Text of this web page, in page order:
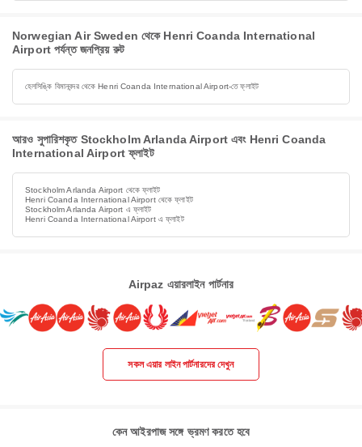
Norwegian Air Sweden থেকে Henri Coanda International
Airport পর্যন্ত জনপ্রিয় রুট
হেলসিঙ্কি বিমানবন্দর থেকে Henri Coanda International Airport-তে ফ্লাইট
আরও সুপারিশকৃত Stockholm Arlanda Airport এবং Henri Coanda
International Airport ফ্লাইট
Stockholm Arlanda Airport থেকে ফ্লাইট
Henri Coanda International Airport থেকে ফ্লাইট
Stockholm Arlanda Airport এ ফ্লাইট
Henri Coanda International Airport এ ফ্লাইট
Airpaz এয়ারলাইন পার্টনার
সকল এয়ার লাইন পার্টনারদের দেখুন
কেন আইরপাজ সঙ্গে ভ্রমণ করতে হবে